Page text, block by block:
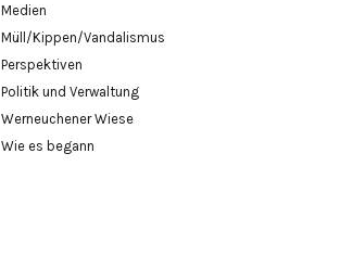
Medien
Müll/Kippen/Vandalismus
Perspektiven
Politik und Verwaltung
Werneuchener Wiese
Wie es begann